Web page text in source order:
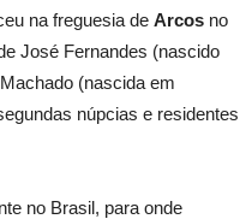
na freguesia de Arcos no
José Fernandes (nascido
(nascida em
núpcias e residentes
no Brasil, para onde